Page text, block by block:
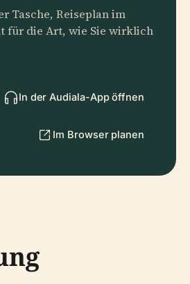
Tasche, Reiseplan im
für die Art, wie Sie wirklich
In der Audiala-App öffnen
Im Browser planen